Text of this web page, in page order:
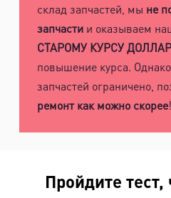
склад запчастей, мы не
запчастии оказываем
СТАРОМУ КУРСУ
повышение курса.
запчастей ограничено,
ремонт как можно скорее!
Пройдите тест,